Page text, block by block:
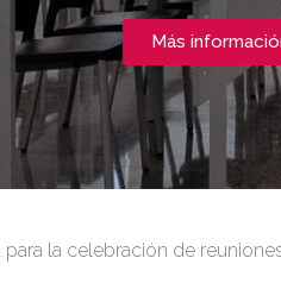
Más
la celebración de